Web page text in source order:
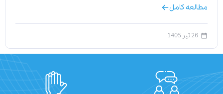
مطالعه کامل
26 تیر 1405